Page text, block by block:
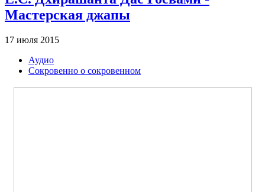
Мастерская джапы
17 июля 2015
Аудио
Сокровенно о сокровенном